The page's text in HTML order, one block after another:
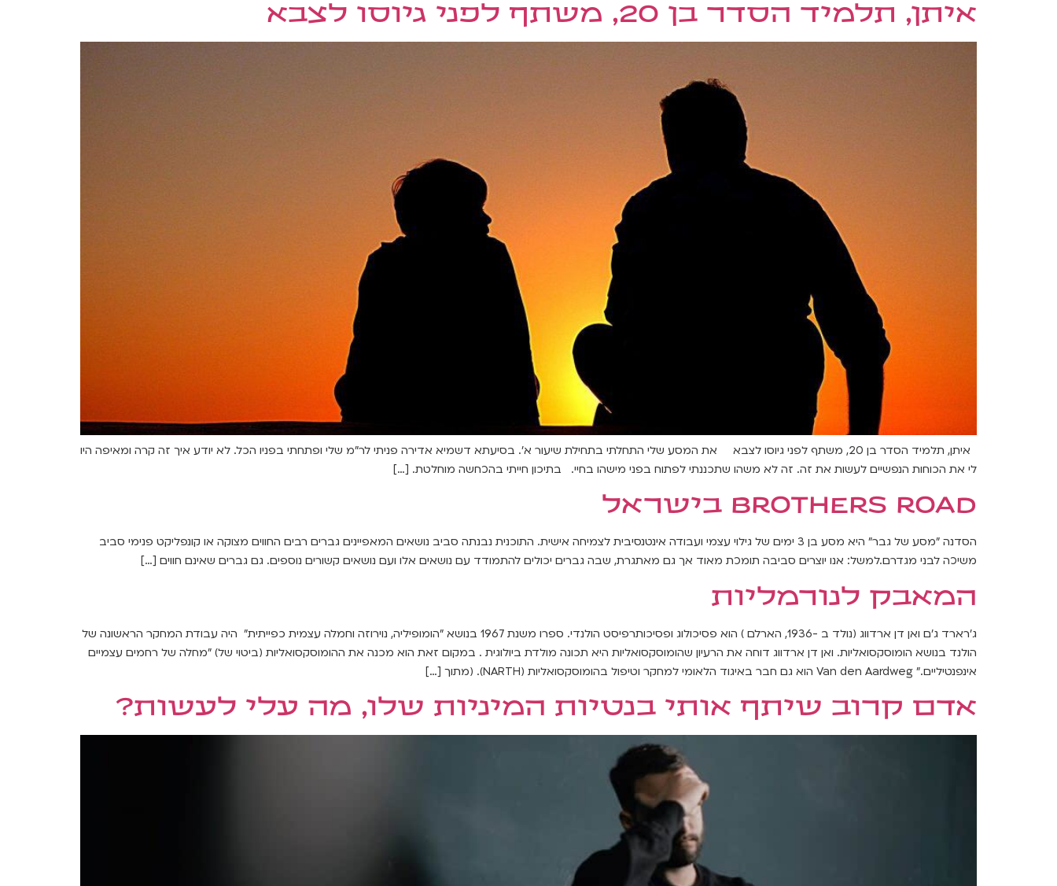
איתן, תלמיד הסדר בן 20, משתף לפני גיוסו לצבא
איתן, תלמיד הסדר בן 20, משתף לפני גיוסו לצבא את המסע שלי התחלתי בתחילת שיעור א'. בסיעתא דשמיא אדירה פניתי לר"מ שלי ופתחתי בפניו הכל. לא יודע איך זה קרה ומאיפה היו
לי את הכוחות הנפשיים לעשות את זה. זה לא משהו שתכננתי לפתוח בפני מישהו בחיי. בתיכון חייתי בהכחשה מוחלטת. […]
Brothers Road בישראל
הסדנה "מסע של גבר" היא מסע בן 3 ימים של גילוי עצמי ועבודה אינטנסיבית לצמיחה אישית. התוכנית נבנתה סביב נושאים המאפיינים גברים רבים החווים מצוקה או קונפליקט פנימי סביב
משיכה לבני מגדרם.למשל: אנו יוצרים סביבה תומכת מאוד אך גם מאתגרת, שבה גברים יכולים להתמודד עם נושאים אלו ועם נושאים קשורים נוספים. גם גברים שאינם חווים […]
המאבק לנורמליות
ג'רארד ג'ם ואן דן ארדווג (נולד ב -1936, הארלם ) הוא פסיכולוג ופסיכותרפיסט הולנדי. ספרו משנת 1967 בנושא "הומופיליה, נוירוזה וחמלה עצמית כפייתית" היה עבודת המחקר הראשונה של
הולנד בנושא הומוסקסואליות. ואן דן ארדווג דוחה את הרעיון שהומוסקסואליות היא תכונה מולדת ביולוגית . במקום זאת הוא מכנה את ההומוסקסואליות (ביטוי של) "מחלה של רחמים עצמיים
אינפנטיליים." Van den Aardweg הוא גם חבר באיגוד הלאומי למחקר וטיפול בהומוסקסואליות (NARTH). (מתוך […]
אדם קרוב שיתף אותי בנטיות המיניות שלו, מה עלי לעשות?